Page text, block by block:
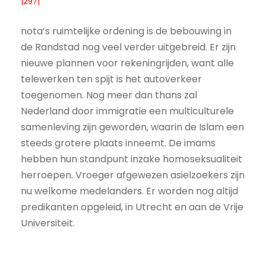
nota’s ruimtelijke ordening is de bebouwing in
de Randstad nog veel verder uitgebreid. Er zijn
nieuwe plannen voor rekeningrijden, want alle
telewerken ten spijt is het autoverkeer
toegenomen. Nog meer dan thans zal
Nederland door immigratie een multiculturele
samenleving zijn geworden, waarin de Islam een
steeds grotere plaats inneemt. De imams
hebben hun standpunt inzake homoseksualiteit
herroepen. Vroeger afgewezen asielzoekers zijn
nu welkome medelanders. Er worden nog altijd
predikanten opgeleid, in Utrecht en aan de Vrije
Universiteit.